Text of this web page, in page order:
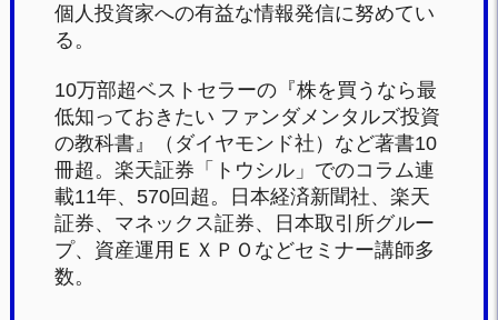
個人投資家への有益な情報発信に努めてい
る。
10万部超ベストセラーの『株を買うなら最
低知っておきたい ファンダメンタルズ投資
の教科書』（ダイヤモンド社）など著書10
冊超。楽天証券「トウシル」でのコラム連
載11年、570回超。日本経済新聞社、楽天
証券、マネックス証券、日本取引所グルー
プ、資産運用ＥＸＰＯなどセミナー講師多
数。